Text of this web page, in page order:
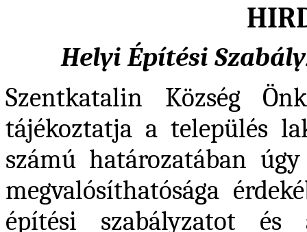
Helyi Építési
Szentkatalin Község
tájékoztatja a település
számú határozatában
megvalósíthatósága
építési szabályzatot és